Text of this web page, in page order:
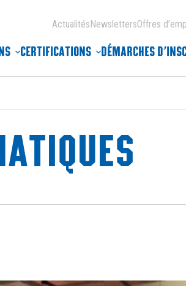
CERTIFICATIONS DÉMARCHES
ActualitésNewslettersOffres